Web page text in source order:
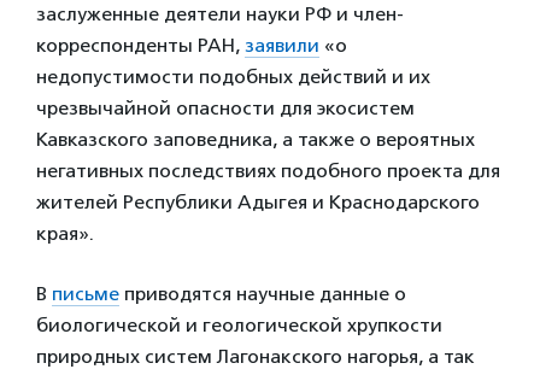
заслуженные деятели науки РФ и член-
корреспонденты РАН, заявили «о
недопустимости подобных действий и их
чрезвычайной опасности для экосистем
Кавказского заповедника, а также о вероятных
негативных последствиях подобного проекта для
жителей Республики Адыгея и Краснодарского
края».
В письме приводятся научные данные о
биологической и геологической хрупкости
природных систем Лагонакского нагорья, а так